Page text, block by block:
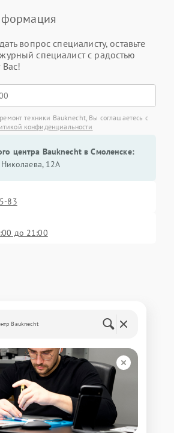
вопрос специалисту, оставьте
специалист с радостью
Вас!
техники Bauknecht, Вы соглашаетесь с
конфиденциальности
центра Bauknecht в Смоленске:
Николаева, 12А
83
до 21:00
Bauknecht